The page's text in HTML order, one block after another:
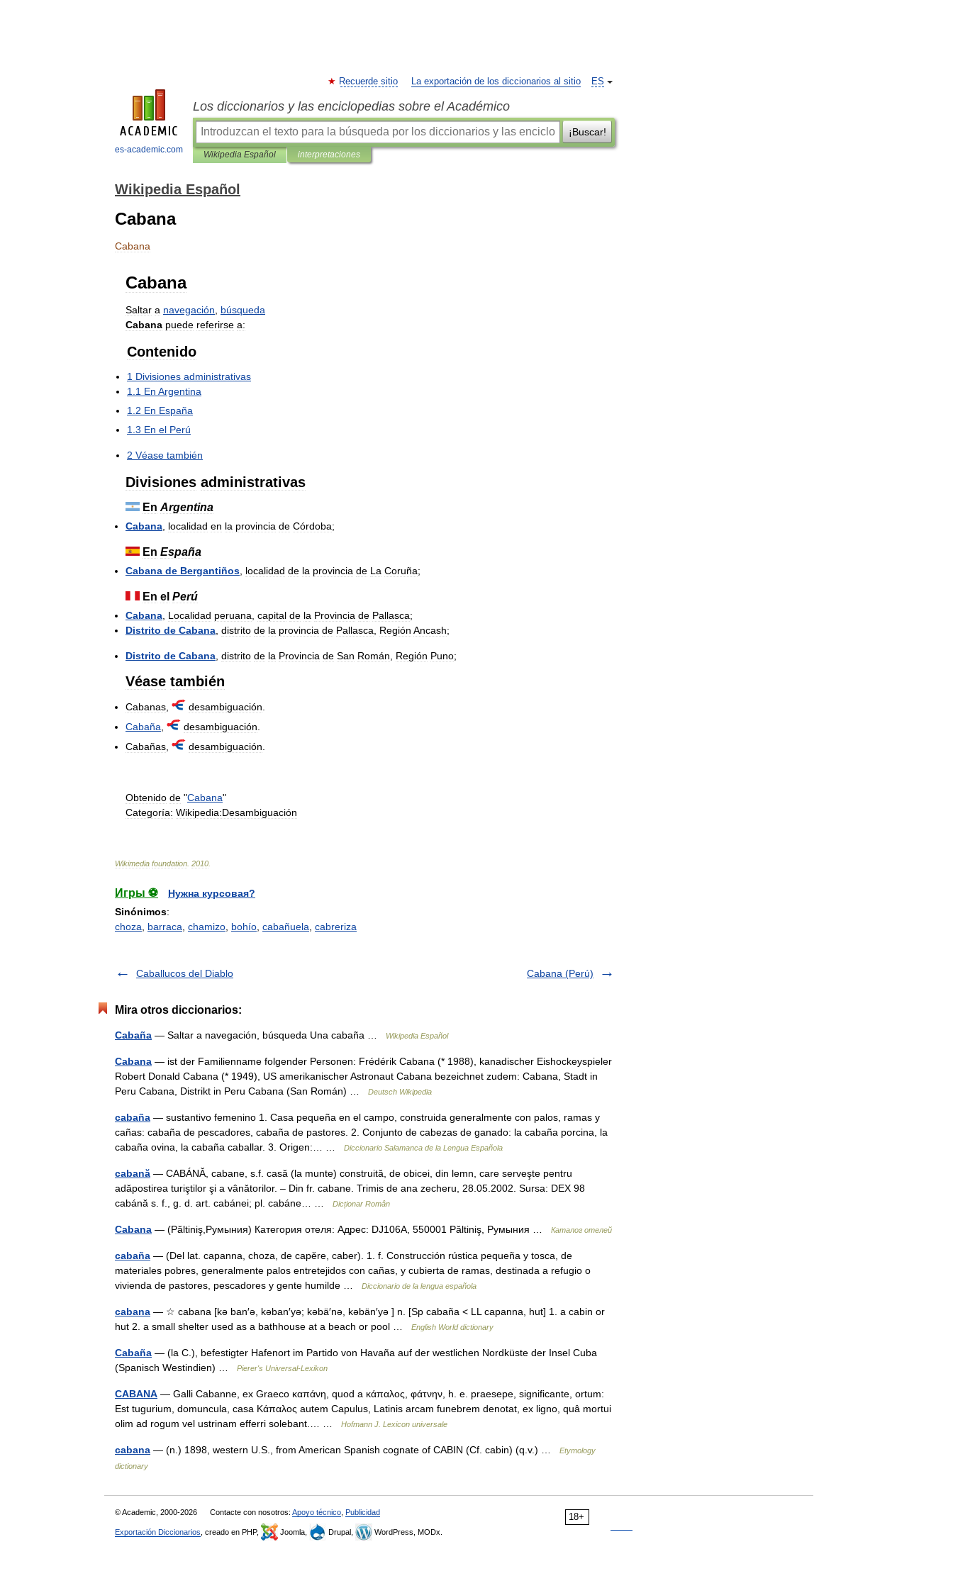
es-academic.com
ES
Recuerde sitio La exportación de los diccionarios al sitio
Los diccionarios y las enciclopedias sobre el Académico
¡Buscar!
Wikipedia Español interpretaciones
Wikipedia Español
Cabana
Cabana
Cabana
Saltar a navegación
búsqueda
Cabana puede referirse a:
Contenido
1 Divisiones administrativas
1 1 En Argentina
1 2 En España
1 3 En el Perú
2 Véase también
Divisiones administrativas
En Argentina
Cabana localidad en la provincia de Córdoba;
En España
Cabana de Bergantiños localidad de la provincia de La Coruña;
En el Perú
Cabana Localidad peruana capital de la Provincia de Pallasca;
Distrito de Cabana distrito de la provincia de Pallasca Región Ancash;
Distrito de Cabana distrito de la Provincia de San Román Región Puno;
Véase también
Cabanas desambiguación
Cabaña
desambiguación
Cabañas
desambiguación
Obtenido de "Cabana"
Categoría: Wikipedia:Desambiguación
Wikimedia foundation 2010
Игры ⚽
Нужна курсовая?
Sinónimos:
choza
barraca chamizo bohío cabañuela cabreriza
Caballucos del Diablo Cabana (Perú)
Mira otros diccionarios:
Cabaña — Saltar a navegación, búsqueda Una cabaña … Wikipedia Español
Cabana — ist der Familienname folgender Personen: Frédérik Cabana (* 1988), kanadischer Eishockeyspieler
Robert Donald Cabana (* 1949), US amerikanischer Astronaut Cabana bezeichnet zudem: Cabana, Stadt in
Peru Cabana, Distrikt in Peru Cabana (San Román) …
Deutsch Wikipedia
cabaña — sustantivo femenino 1. Casa pequeña en el campo, construida generalmente con palos, ramas y
cañas: cabaña de pescadores, cabaña de pastores. 2. Conjunto de cabezas de ganado: la cabaña porcina, la
cabaña ovina, la cabaña caballar. 3. Origen:… …
Diccionario Salamanca de la Lengua Española
cabană — CABÁNĂ, cabane, s.f. casă (la munte) construită, de obicei, din lemn, care serveşte pentru
adăpostirea turiştilor şi a vânătorilor. – Din fr. cabane. Trimis de ana zecheru, 28.05.2002. Sursa: DEX 98
cabánă s. f., g. d. art. cabánei; pl. cabáne… …
Dicționar Român
Cabana — (Păltiniş,Румыния) Категория отеля: Адрес: DJ106A, 550001 Păltiniş, Румыния … Каталог отелей
cabaña — (Del lat. capanna, choza, de capĕre, caber). 1. f. Construcción rústica pequeña y tosca, de
materiales pobres, generalmente palos entretejidos con cañas, y cubierta de ramas, destinada a refugio o
vivienda de pastores, pescadores y gente humilde …
Diccionario de la lengua española
cabana — ☆ cabana [kə ban′ə, kəban′yə; kəbä′nə, kəbän′yə ] n. [Sp cabaña < LL capanna, hut] 1. a cabin or
hut 2. a small shelter used as a bathhouse at a beach or pool …
English World dictionary
Cabaña — (la C.), befestigter Hafenort im Partido von Havaña auf der westlichen Nordküste der Insel Cuba
(Spanisch Westindien) …
Pierer's Universal-Lexikon
CABANA — Galli Cabanne, ex Graeco καπάνη, quod a κάπαλος, φάτνην, h. e. praesepe, significante, ortum:
Est tugurium, domuncula, casa Κάπαλος autem Capulus, Latinis arcam funebrem denotat, ex ligno, quâ mortui
olim ad rogum vel ustrinam efferri solebant.… …
Hofmann J. Lexicon universale
cabana — (n.) 1898, western U.S., from American Spanish cognate of CABIN (Cf. cabin) (q.v.) …
Etymology
dictionary
18+
© Academic, 2000-2026 Contacte con nosotros: Apoyo técnico Publicidad
Exportación Diccionarios , creado en PHP, Joomla, Drupal, WordPress, MODx.